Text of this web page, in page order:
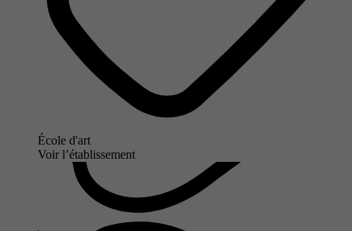
École d'art
Voir l’établissement